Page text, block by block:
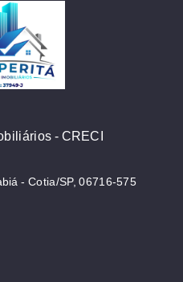
- CRECI
- Cotia/SP, 06716-575